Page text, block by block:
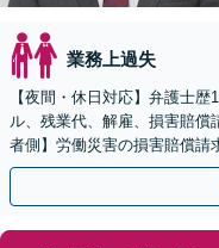
業務上過失
【夜間・休日対応】弁護士
ル、残業代、解雇、損害賠償
者側】労働災害の損害賠償請
応【JR草津駅2分】